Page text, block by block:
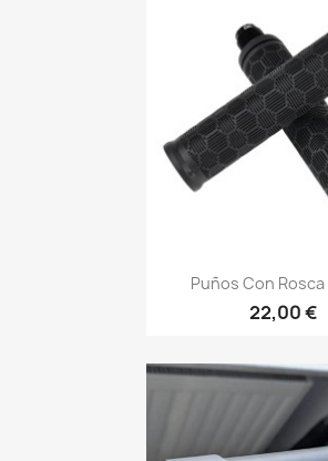
Vista
Puños Con Rosca
22,00 €